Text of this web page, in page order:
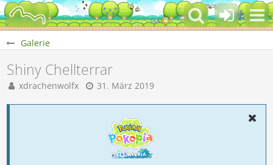
Galerie
Shiny Chellterrar
xdrachenwolfx 31. März 2019